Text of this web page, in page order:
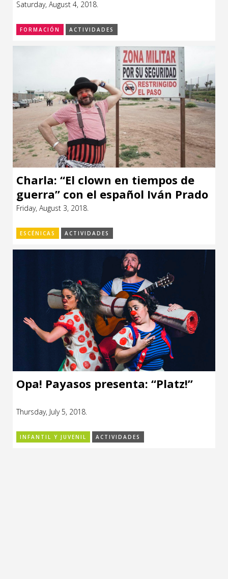
Espacio itinerante de lectura infantil
Formación
Infantil y Juvenil
Letras
Medio Ambiente
Música
Sin categoría
crecimiento personal desde el
Saturday, August 4, 2018.
FORMACIÓN ACTIVIDADES
Charla: “El clown en tiempos de
guerra” con el español Iván Prado
Friday, August 3, 2018.
ESCÉNICAS ACTIVIDADES
Opa! Payasos presenta: “Platz!”
Thursday, July 5, 2018.
INFANTIL Y JUVENIL ACTIVIDADES